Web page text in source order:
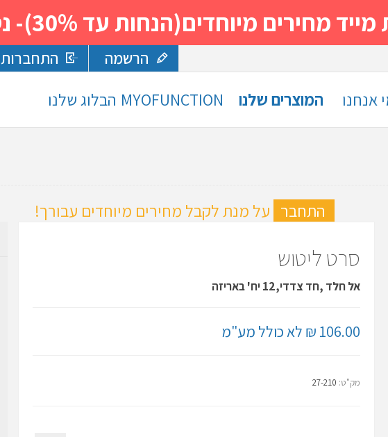
מיוחדים(הנחות עד 30%)- נסה ותהנה!
הרשמה התחברות
אנחנו המוצרים שלנו MYOFUNCTION הבלוג שלנו
התחבר על מנת לקבל מחירים מיוחדים עבורך!
סרט ליטוש
אל חלד ,חד צדדי,12 יח' באריזה
106.00 ₪ לא כולל מע"מ
מק"ט: 27-210